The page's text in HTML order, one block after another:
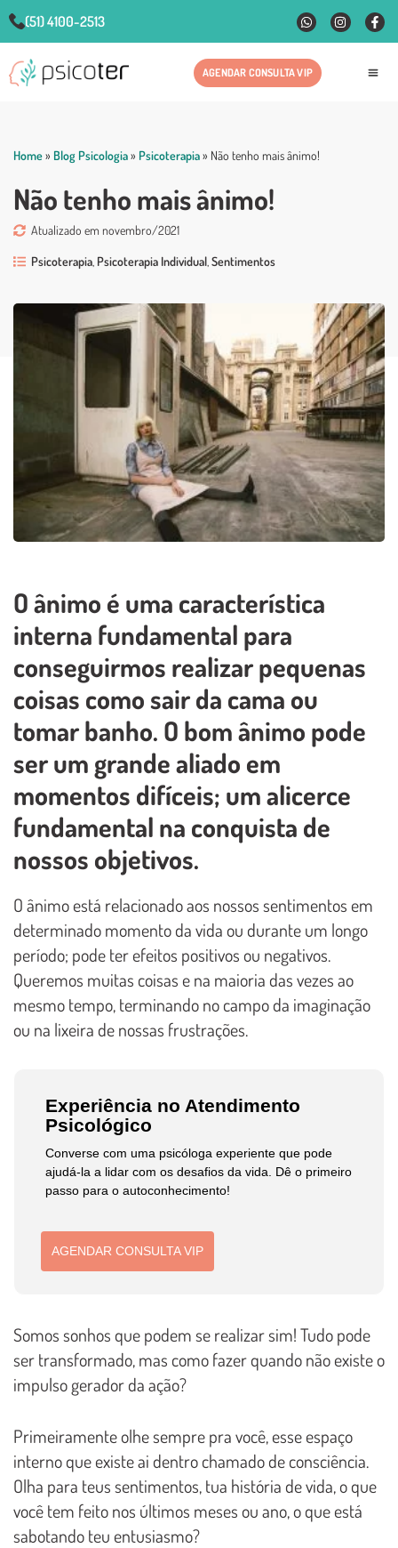
(51) 4100-2513
AGENDAR CONSULTA VIP
Home» Blog Psicologia» Psicoterapia» Não tenho mais ânimo!
Não tenho mais ânimo!
Atualizado em novembro/2021
Psicoterapia Psicoterapia Individual Sentimentos
O ânimo é uma característica
interna fundamental para
conseguirmos realizar pequenas
coisas como sair da cama ou
tomar banho. O bom ânimo pode
ser um grande aliado em
momentos difíceis; um alicerce
fundamental na conquista de
nossos objetivos.
O ânimo está relacionado aos nossos sentimentos em
determinado momento da vida ou durante um longo
período; pode ter efeitos positivos ou negativos.
Queremos muitas coisas e na maioria das vezes ao
mesmo tempo, terminando no campo da imaginação
ou na lixeira de nossas frustrações.
Experiência no Atendimento
Psicológico
Converse com uma psicóloga experiente que pode
ajudá-la a lidar com os desafios da vida. Dê o primeiro
passo para o autoconhecimento!
AGENDAR CONSULTA VIP
Somos sonhos que podem se realizar sim! Tudo pode
ser transformado, mas como fazer quando não existe o
impulso gerador da ação?
Primeiramente olhe sempre pra você, esse espaço
interno que existe ai dentro chamado de consciência.
Olha para teus sentimentos, tua história de vida, o que
você tem feito nos últimos meses ou ano, o que está
sabotando teu entusiasmo?